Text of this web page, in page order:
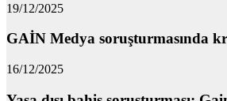
19/12/2025
GAİN Medya soruşturmasında
16/12/2025